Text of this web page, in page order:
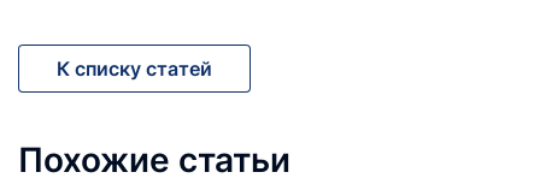
К списку статей
Похожие статьи